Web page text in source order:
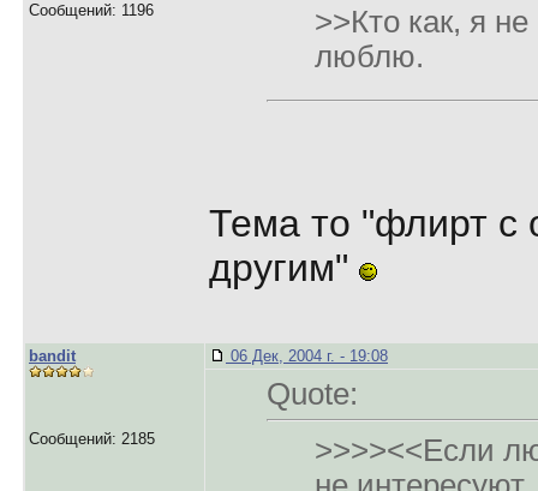
Сообщений: 1196
>>Кто как, я
люблю.
Тема то "флирт с
другим"
bandit
Сообщений: 2185
06 Дек, 2004 г. - 19:08
Quote:
>>>><<Если